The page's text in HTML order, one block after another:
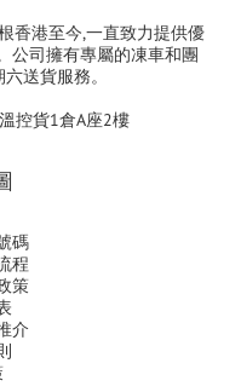
香港至今,一直致力提供優
公司擁有專屬的凍車和團
送貨服務。
控貨1倉A座2樓
碼
程
策
介